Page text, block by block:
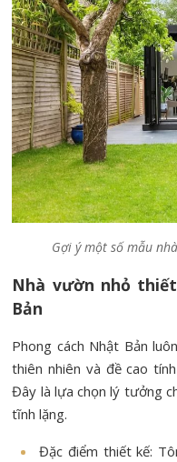
Gợi ý một số mẫu
Nhà vườn nhỏ
Bản
Phong cách Nhật Bản
thiên nhiên và đề cao
Đây là lựa chọn lý tưởng
tĩnh lặng.
Đặc điểm thiết kế: